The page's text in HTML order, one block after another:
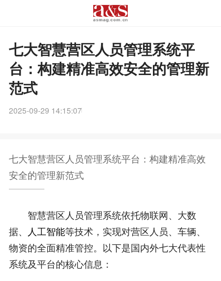
七大智慧营区人员管理系统平
台：构建精准高效安全的管理新
范式
2025-09-29 14:15:07
七大智慧营区人员管理系统平台：构建精准高效
安全的管理新范式
智慧营区人员管理系统依托物联网、大数
据、
人工智能等技术，实现对营区人员、车辆、
物资的全面精准管控。以下是国内外七大代表性
系统及平台的核心信息：